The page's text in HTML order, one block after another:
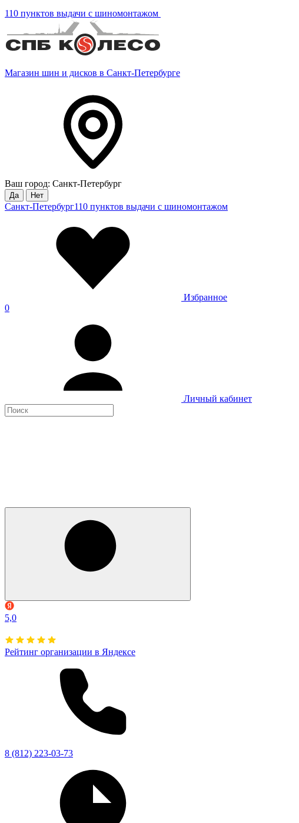
110 пунктов выдачи с шиномонтажом
Магазин шин и дисков в Санкт-Петербурге
Ваш город: Санкт-Петербург
Да Нет
Санкт-Петербург110 пунктов выдачи с шиномонтажом
Избранное
0
Личный кабинет
5,0
Рейтинг организации в Яндексе
8 (812) 223-03-73